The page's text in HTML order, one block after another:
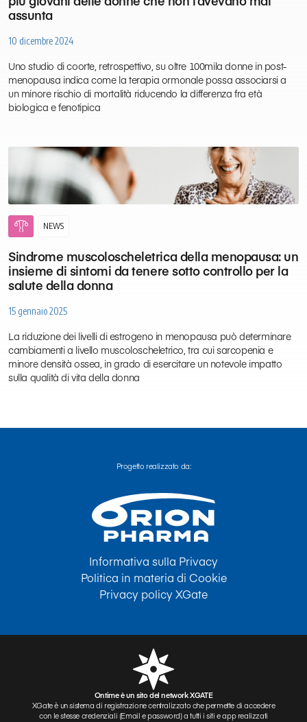
assunta
10 dicembre 2024
Uno studio di coorte, retrospettivo, su oltre 100mila donne in post-
menopausa indica come la terapia ormonale possa associarsi a
un minore rischio di mortalità riducendo la differenza fra età
biologica e fenotipica
gynecology NEWS
Sindrome muscoloscheletrica della menopausa: un
insieme di sintomi da tenere sotto controllo per la
salute della donna
15 gennaio 2025
La riduzione dei livelli di estrogeno in menopausa può determinare
cambiamenti a livello muscoloscheletrico, tra cui sarcopenia e
minore densità ossea, in grado di esercitare un notevole impatto
sulla qualità di vita della donna
Progetto realizzato da:
Informativa sulla Privacy
Politica in materia di Cookie
Privacy policy XGate
Ontime è un sito del network XGATE
XGate è un sistema di registrazione centralizzato che permette di accedere
con le stesse credenziali (Email e password) a tutti i siti e app realizzati